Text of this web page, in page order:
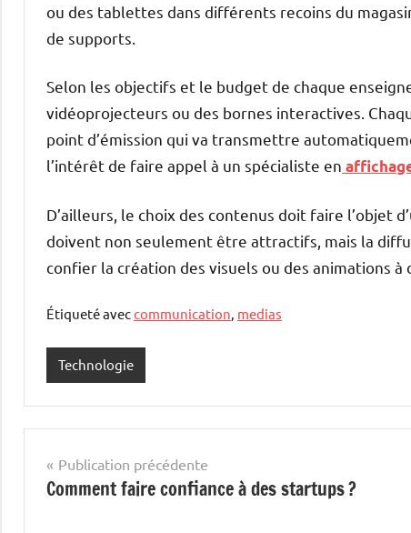
ou des tablettes dans différents recoins du
de supports.
Selon les objectifs et le budget de chaque
vidéoprojecteurs ou des bornes interactives.
point d’émission qui va transmettre
l’intérêt de faire appel à un spécialiste en
D’ailleurs, le choix des contenus doit faire l’objet
doivent non seulement être attractifs, mais la
confier la création des visuels ou des animations à
Étiqueté aveccommunication medias
Technologie
Navigation
de
Publication précédente
Comment faire confiance à des startups ?